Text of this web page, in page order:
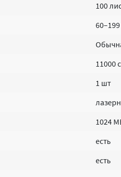
100
11000
1 шт
1024
есть
есть